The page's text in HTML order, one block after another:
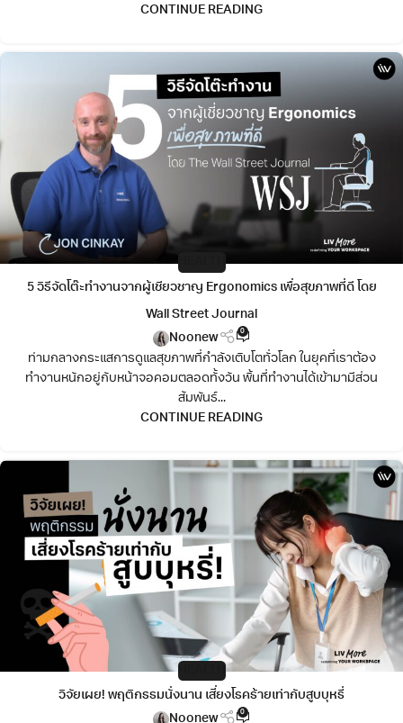
CONTINUE READING
HEALTH
5 วิธีจัดโต๊ะทำงานจากผู้เชียวชาญ Ergonomics เพื่อสุขภาพที่ดี โดย
Wall Street Journal
Noonew
0
ท่ามกลางกระแสการดูแลสุขภาพที่กำลังเติบโตทั่วโลก ในยุคที่เราต้อง
ทำงานหนักอยู่กับหน้าจอคอมตลอดทั้งวัน พิ้นที่ทำงานได้เข้ามามีส่วน
สัมพันธ์...
CONTINUE READING
HEALTH
วิจัยเผย! พฤติกรรมนั่งนาน เสี่ยงโรคร้ายเท่ากับสูบบุหรี่
Noonew
0